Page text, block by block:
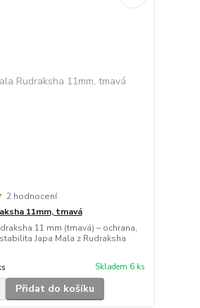
2 hodnocení
11mm, tmavá
11 mm (tmavá) – ochrana,
Japa Mala z Rudraksha
Skladem 6 ks
Přidat do košíku